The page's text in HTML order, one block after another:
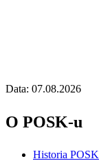
Data: 07.08.2026
O POSK-u
Historia POSK